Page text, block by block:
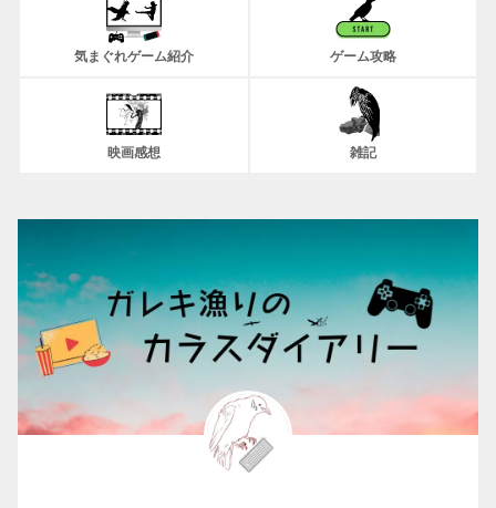
気まぐれゲーム紹介 ゲーム攻略
映画感想 雑記